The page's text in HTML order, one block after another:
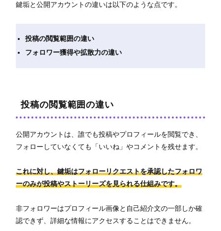
鍵垢と公開アカウントの違いは以下のような点です。
投稿の閲覧範囲の違い
フォロワー獲得や拡散力の違い
投稿の閲覧範囲の違い
公開アカウントは、誰でも投稿やプロフィールを閲覧でき、
フォローしていなくても「いいね」やコメントを残せます。
これに対し、鍵垢はフォローリクエストを承認したフォロワ
ーのみが投稿やストーリーズを見られる仕組みです。
非フォロワーはプロフィール画像と自己紹介文の一部しか確
認できず、詳細な情報にアクセスすることはできません。